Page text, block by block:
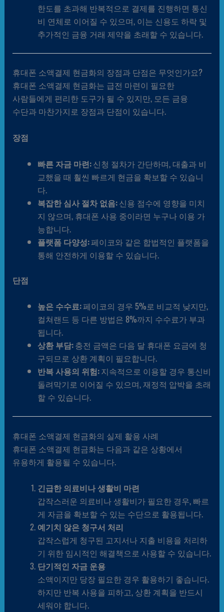
한도를 초과해 반복적으로 결제를 진행하면 통신
비 연체로 이어질 수 있으며, 이는 신용도 하락 및
추가적인 금융 거래 제약을 초래할 수 있습니다.
휴대폰 소액결제 현금화의 장점과 단점은 무엇인가요?
휴대폰 소액결제 현금화는 급전 마련이 필요한
사람들에게 편리한 도구가 될 수 있지만, 모든 금융
수단과 마찬가지로 장점과 단점이 있습니다.
장점
빠른 자금 마련:신청 절차가 간단하며, 대출과 비
교했을 때 훨씬 빠르게 현금을 확보할 수 있습니
다.
복잡한 심사 절차 없음:신용 점수에 영향을 미치
지 않으며, 휴대폰 사용 중이라면 누구나 이용 가
능합니다.
플랫폼 다양성:페이코와 같은 합법적인 플랫폼을
통해 안전하게 이용할 수 있습니다.
단점
높은 수수료:페이코의 경우 5%로 비교적 낮지만,
컬쳐랜드 등 다른 방법은 8%까지 수수료가 부과
됩니다.
상환 부담:충전 금액은 다음 달 휴대폰 요금에 청
구되므로 상환 계획이 필요합니다.
반복 사용의 위험:지속적으로 이용할 경우 통신비
돌려막기로 이어질 수 있으며, 재정적 압박을 초래
할 수 있습니다.
휴대폰 소액결제 현금화의 실제 활용 사례
휴대폰 소액결제 현금화는 다음과 같은 상황에서
유용하게 활용될 수 있습니다.
긴급한 의료비나 생활비 마련
갑작스러운 의료비나 생활비가 필요한 경우, 빠르
게 자금을 확보할 수 있는 수단으로 활용됩니다.
예기치 않은 청구서 처리
갑작스럽게 청구된 고지서나 지출 비용을 처리하
기 위한 임시적인 해결책으로 사용할 수 있습니다.
단기적인 자금 운용
소액이지만 당장 필요한 경우 활용하기 좋습니다.
하지만 반복 사용을 피하고, 상환 계획을 반드시
세워야 합니다.